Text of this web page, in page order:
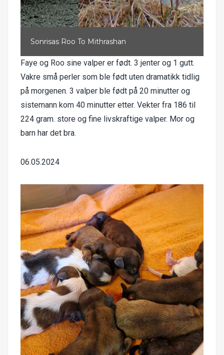
Sonrisas Roo To Mithrashan
Faye og Roo sine valper er født. 3 jenter og 1 gutt.
Vakre små perler som ble født uten dramatikk tidlig
på morgenen. 3 valper ble født på 20 minutter og
sistemann kom 40 minutter etter. Vekter fra 186 til
224 gram. store og fine livskraftige valper. Mor og
barn har det bra.
06.05.2024